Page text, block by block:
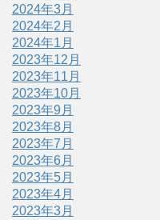
2024年3月
2024年2月
2024年1月
2023年12月
2023年11月
2023年10月
2023年9月
2023年8月
2023年7月
2023年6月
2023年5月
2023年4月
2023年3月